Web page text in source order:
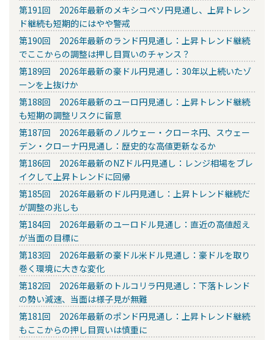
第191回 2026年最新のメキシコペソ円見通し、上昇トレン
ド継続も短期的にはやや警戒
第190回 2026年最新のランド円見通し：上昇トレンド継続
でここからの調整は押し目買いのチャンス？
第189回 2026年最新の豪ドル円見通し：30年以上続いたゾ
ーンを上抜けか
第188回 2026年最新のユーロ円見通し：上昇トレンド継続
も短期の調整リスクに留意
第187回 2026年最新のノルウェー・クローネ円、スウェー
デン・クローナ円見通し：歴史的な高値更新なるか
第186回 2026年最新のNZドル円見通し：レンジ相場をブレ
イクして上昇トレンドに回帰
第185回 2026年最新のドル円見通し：上昇トレンド継続だ
が調整の兆しも
第184回 2026年最新のユーロドル見通し：直近の高値超え
が当面の目標に
第183回 2026年最新の豪ドル米ドル見通し：豪ドルを取り
巻く環境に大きな変化
第182回 2026年最新のトルコリラ円見通し：下落トレンド
の勢い減速、当面は様子見が無難
第181回 2026年最新のポンド円見通し：上昇トレンド継続
もここからの押し目買いは慎重に